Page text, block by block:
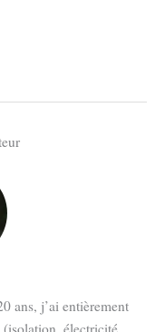
ans, j’ai entièrement